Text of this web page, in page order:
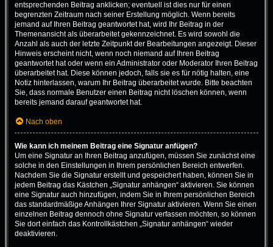
entsprechenden Beitrag anklicken; eventuell ist dies nur für einen
begrenzten Zeitraum nach seiner Erstellung möglich. Wenn bereits
jemand auf Ihren Beitrag geantwortet hat, wird Ihr Beitrag in der
Themenansicht als überarbeitet gekennzeichnet. Es wird sowohl die
Anzahl als auch der letzte Zeitpunkt der Bearbeitungen angezeigt. Dieser
Hinweis erscheint nicht, wenn noch niemand auf Ihren Beitrag
geantwortet hat oder wenn ein Administrator oder Moderator Ihren Beitrag
überarbeitet hat. Diese können jedoch, falls sie es für nötig halten, eine
Notiz hinterlassen, warum Ihr Beitrag überarbeitet wurde. Bitte beachten
Sie, dass normale Benutzer einen Beitrag nicht löschen können, wenn
bereits jemand darauf geantwortet hat.
Nach oben
Wie kann ich meinem Beitrag eine Signatur anfügen?
Um eine Signatur an Ihren Beitrag anzufügen, müssen Sie zunächst eine
solche in den Einstellungen in Ihrem persönlichen Bereich entwerfen.
Nachdem Sie die Signatur erstellt und gespeichert haben, können Sie in
jedem Beitrag das Kästchen „Signatur anhängen“ aktivieren. Sie können
eine Signatur auch hinzufügen, indem Sie in Ihrem persönlichen Bereich
das standardmäßige Anhängen Ihrer Signatur aktivieren. Wenn Sie einen
einzelnen Beitrag dennoch ohne Signatur verfassen möchten, so können
Sie dort einfach das Kontrollkästchen „Signatur anhängen“ wieder
deaktivieren.